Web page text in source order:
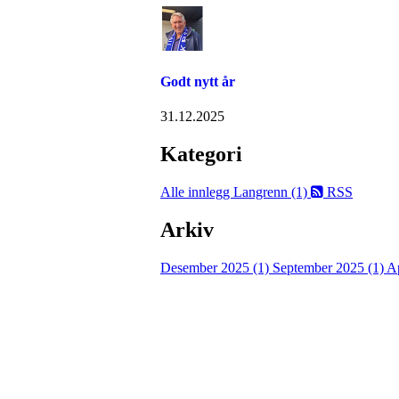
Godt nytt år
31.12.2025
Kategori
Alle innlegg Langrenn (1) RSS
Arkiv
Desember 2025 (1) September 2025 (1)